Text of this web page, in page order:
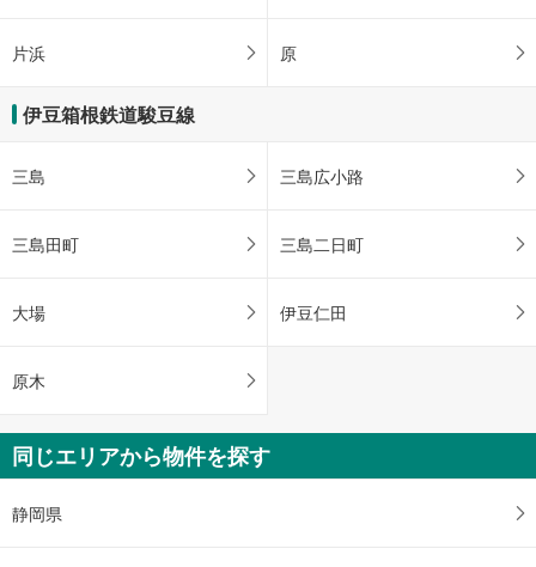
片浜 原
伊豆箱根鉄道駿豆線
三島 三島広小路
三島田町 三島二日町
大場 伊豆仁田
原木
同じエリアから物件を探す
静岡県